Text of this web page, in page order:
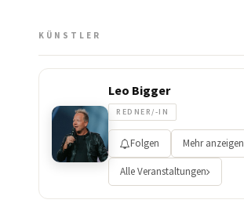
KÜNSTLER
Leo Bigger
REDNER/-IN
Folgen Mehr anzeigen
Alle Veranstaltungen